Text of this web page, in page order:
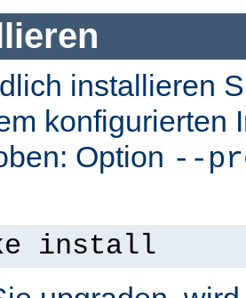
installieren
konfigurierten
Option --
install